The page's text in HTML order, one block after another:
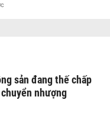
sản đang thế chấp
nhượng